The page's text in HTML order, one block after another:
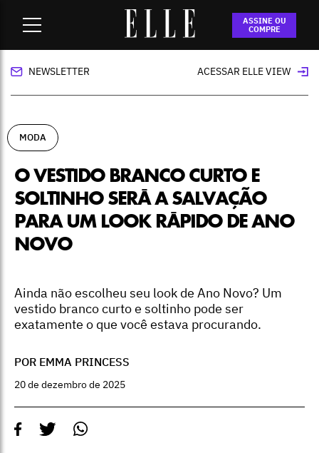
ASSINE OU
COMPRE
O vestido branco curto e soltinho será a
salvação para um look rápido de Ano Novo
NEWSLETTER ACESSAR ELLE VIEW
MODA
O VESTIDO BRANCO CURTO E
SOLTINHO SERÁ A SALVAÇÃO
PARA UM LOOK RÁPIDO DE ANO
NOVO
Ainda não escolheu seu look de Ano Novo? Um
vestido branco curto e soltinho pode ser
exatamente o que você estava procurando.
POR EMMA PRINCESS
20 de dezembro de 2025